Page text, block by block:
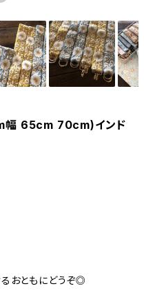
65cm 70cm)インド
おともにどうぞ◎